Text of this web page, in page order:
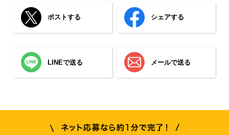
ポストする シェアする
LINEで送る メールで送る